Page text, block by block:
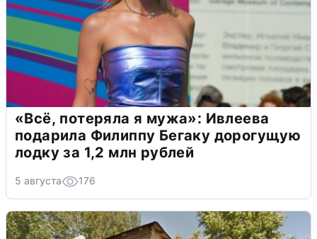
«Всё, потеряла я мужа»: Ивлеева
подарила Филиппу Бегаку дорогущую
лодку за 1,2 млн рублей
5 августа 176